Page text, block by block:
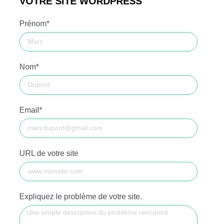
Prénom*
Nom*
Email*
URL de votre site
Expliquez le problème de votre site.